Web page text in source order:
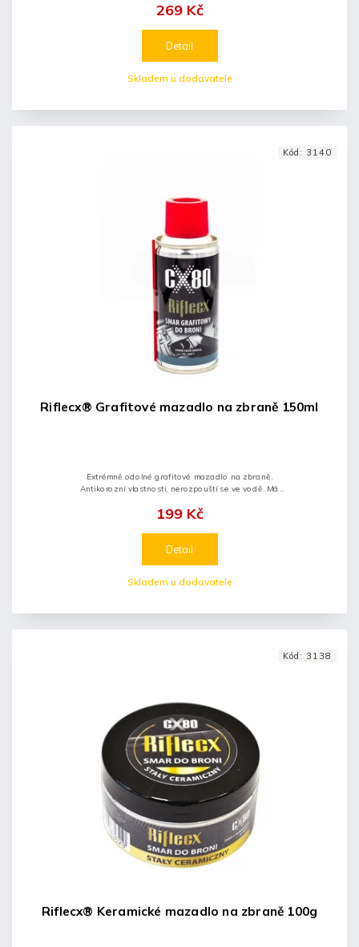
Skladem u dodavatele
269 Kč
Detail
Riflecx® Grafitové mazadlo na zbraně 150ml
Skladem u dodavatele
199 Kč
Detail
Extrémně odolné grafitové mazadlo na zbraně.
Antikorozní vlastnosti, nerozpouští se ve vodě. Má
Kód: 3140
Riflecx® Keramické mazadlo na zbraně 100g
Kód: 3138